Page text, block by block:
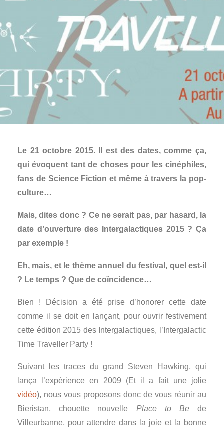
Le 21 octobre 2015. Il est des dates, comme ça,
qui évoquent tant de choses pour les cinéphiles,
fans de Science Fiction et même à travers la pop-
culture…
Mais, dites donc ? Ce ne serait pas, par hasard, la
date d’ouverture des Intergalactiques 2015 ? Ça
par exemple !
Eh, mais, et le thème annuel du festival, quel est-il
? Le temps ? Que de coïncidence…
Bien ! Décision a été prise d’honorer cette date
comme il se doit en lançant, pour ouvrir festivement
cette édition 2015 des Intergalactiques, l’Intergalactic
Time Traveller Party !
Suivant les traces du grand Steven Hawking, qui
lança l’expérience en 2009 (Et il a fait une jolie
vidéo), nous vous proposons donc de vous réunir au
Bieristan, chouette nouvelle Place to Bede
Villeurbanne, pour attendre dans la joie et la bonne